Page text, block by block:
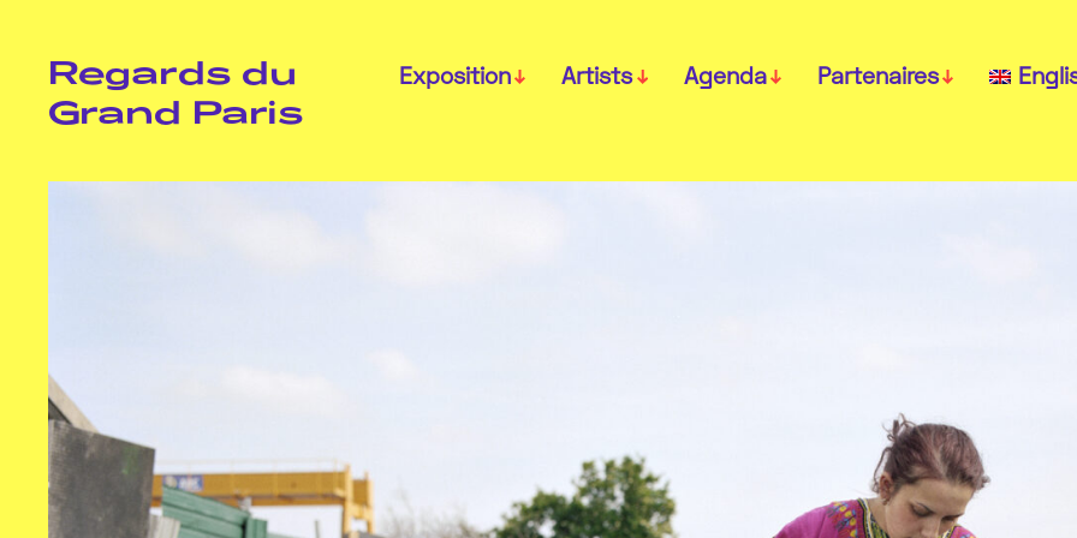
Regards du
Grand Paris
Exposition Artists Agenda Partenaires